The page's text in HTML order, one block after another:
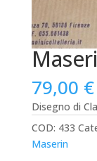
79,00 €
Disegno di
COD: 433
Maserin